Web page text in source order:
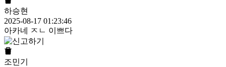
하승현
2025-08-17 01:23:46
아카네 ㅈㄴ 이쁘다
조민기